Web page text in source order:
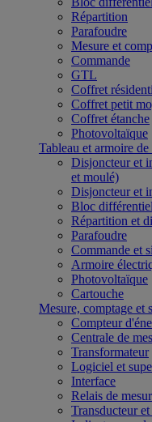
Répartition
Parafoudre
Mesure et
Commande
GTL
Coffret
Coffret petit
Coffret étanche
Photovoltaïque
Tableau et armoire de
Disjoncteur et
et moulé)
Disjoncteur et
Bloc
Répartition et
Parafoudre
Commande et
Armoire
Photovoltaïque
Cartouche
Mesure, comptage et
Compteur
Centrale de
Transformateur
Logiciel et
Interface
Relais de
Transducteur